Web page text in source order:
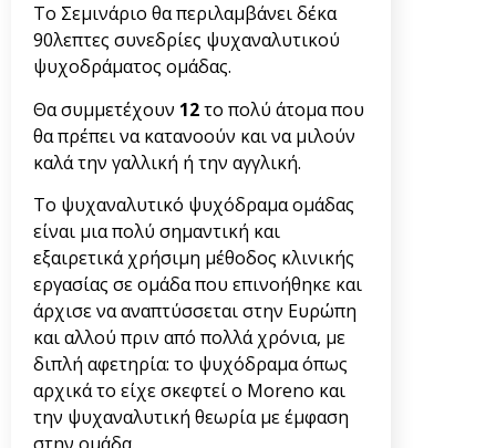
Το Σεμινάριο θα περιλαμβάνει δέκα
90λεπτες συνεδρίες ψυχαναλυτικού
ψυχοδράματος ομάδας.
Θα συμμετέχουν 12το πολύ άτομα που
θα πρέπει να κατανοούν και να μιλούν
καλά την γαλλική ή την αγγλική.
Το ψυχαναλυτικό ψυχόδραμα ομάδας
είναι μια πολύ σημαντική και
εξαιρετικά χρήσιμη μέθοδος κλινικής
εργασίας σε ομάδα που επινοήθηκε και
άρχισε να αναπτύσσεται στην Ευρώπη
και αλλού πριν από πολλά χρόνια, με
διπλή αφετηρία: το ψυχόδραμα όπως
αρχικά το είχε σκεφτεί ο Moreno και
την ψυχαναλυτική θεωρία με έμφαση